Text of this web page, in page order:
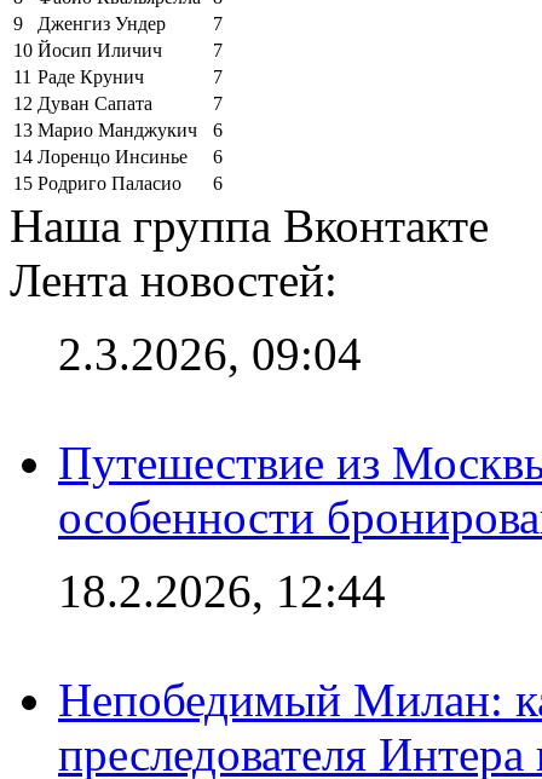
9
Дженгиз Ундер
7
10 Йосип Иличич
7
11 Раде Крунич
7
12 Дуван Сапата
7
13 Марио Манджукич
6
14 Лоренцо Инсинье
6
15 Родриго Паласио 6
Наша группа Вконтакте
Лента новостей:
2.3.2026, 09:04
Путешествие из
особенности
18.2.2026, 12:44
Непобедимый Милан:
преследователя